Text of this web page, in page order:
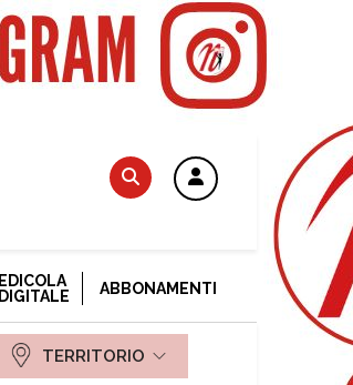
EDICOLA
DIGITALE
ABBONAMENTI
TERRITORIO